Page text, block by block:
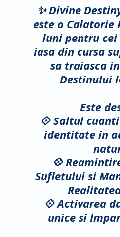
✨ Divine
este o
luni pentru
iasa din cursa
sa traiasca
Destinului
Este
💠 Saltul
identitate in
💠
Sufletului si
💠 Activarea
unice si